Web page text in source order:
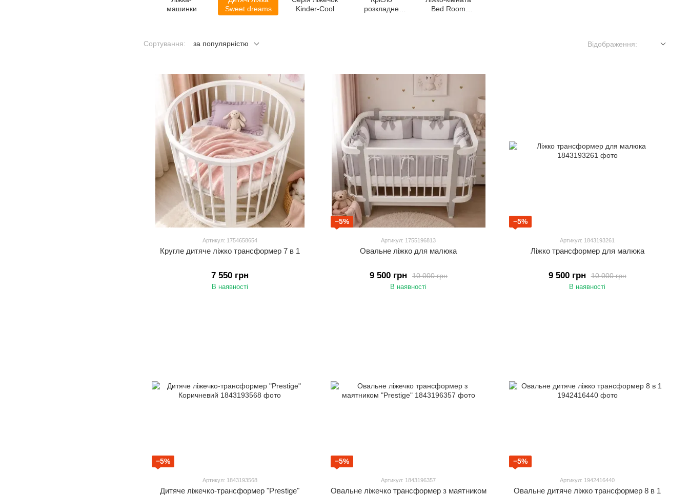
машинки
Sweet dreams
Kinder-Cool
розкладне
Bed Room
Сортування: за популярністю Відображення:
Артикул: 1754658654
Кругле дитяче ліжко трансформер 7 в 1
7 550 грн
В наявності
−5%
Артикул: 1755196813
Овальне ліжко для малюка
10 000 грн
9 500 грн
В наявності
−5%
Артикул: 1843193261
Ліжко трансформер для малюка
10 000 грн
9 500 грн
В наявності
−5%
Артикул: 1843193568
Дитяче ліжечко-трансформер "Prestige"
−5%
Артикул: 1843196357
Овальне ліжечко трансформер з маятником
−5%
Артикул: 1942416440
Овальне дитяче ліжко трансформер 8 в 1